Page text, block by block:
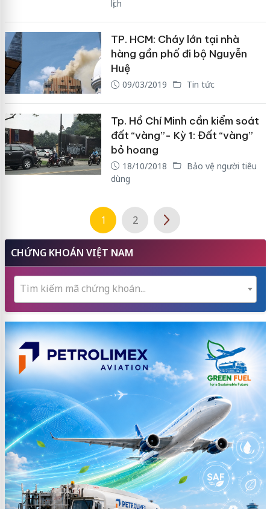
lịch
TP. HCM: Cháy lớn tại nhà
hàng gần phố đi bộ Nguyễn
Huệ
09/03/2019 Tin tức
Tp. Hồ Chí Minh cần kiểm soát
đất “vàng”- Kỳ 1: Đất “vàng”
bỏ hoang
18/10/2018
Bảo vệ người tiêu
dùng
1 2
CHỨNG KHOÁN VIỆT NAM
Tìm kiếm mã chứng khoán...